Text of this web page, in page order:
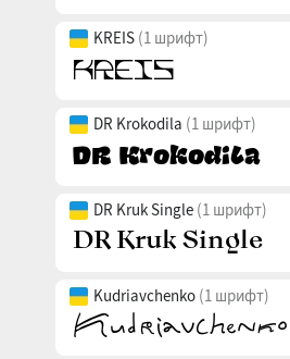
KREIS (1 шрифт)
DR Krokodila (1 шрифт)
DR Kruk Single (1 шрифт)
Kudriavchenko (1 шрифт)